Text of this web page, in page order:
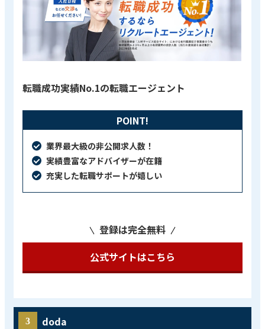
転職成功実績No.1の転職エージェント
POINT!
業界最大級の非公開求人数！
実績豊富なアドバイザーが在籍
充実した転職サポートが嬉しい
登録は完全無料
公式サイトはこちら
doda